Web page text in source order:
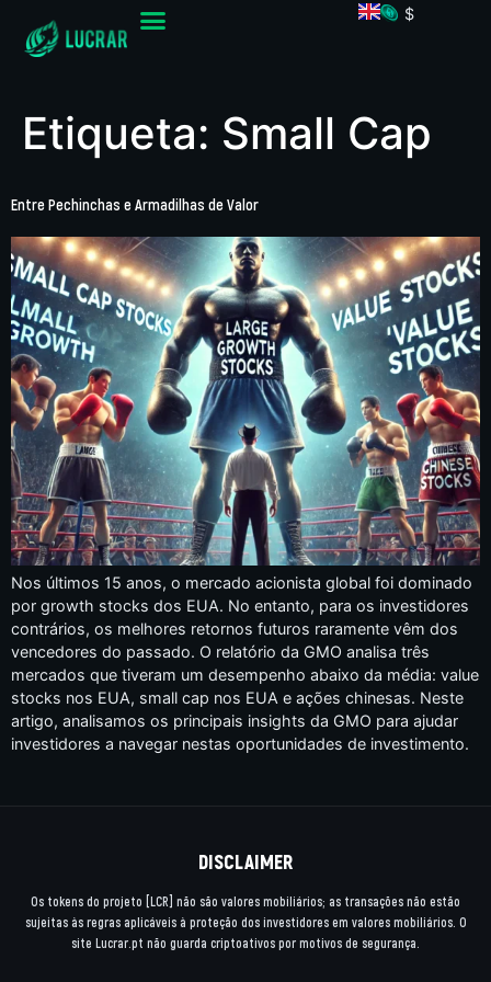
$
Etiqueta: Small Cap
Entre Pechinchas e Armadilhas de Valor
Nos últimos 15 anos, o mercado acionista global foi dominado
por growth stocks dos EUA. No entanto, para os investidores
contrários, os melhores retornos futuros raramente vêm dos
vencedores do passado. O relatório da GMO analisa três
mercados que tiveram um desempenho abaixo da média: value
stocks nos EUA, small cap nos EUA e ações chinesas. Neste
artigo, analisamos os principais insights da GMO para ajudar
investidores a navegar nestas oportunidades de investimento.
DISCLAIMER
Os tokens do projeto [LCR] não são valores mobiliários; as transações não estão
sujeitas às regras aplicáveis à proteção dos investidores em valores mobiliários. O
site Lucrar.pt não guarda criptoativos por motivos de segurança.